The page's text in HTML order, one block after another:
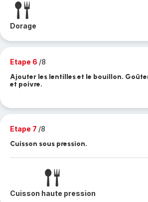
Dorage
Etape 6 /8
Ajouter les lentilles et le bouillon.
et poivre.
Etape 7 /8
Cuisson sous pression.
Cuisson haute pression